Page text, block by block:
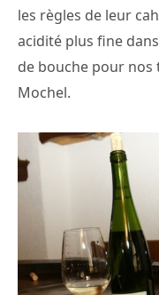
les règles de leur
acidité plus fine
de bouche pour nos
Mochel.